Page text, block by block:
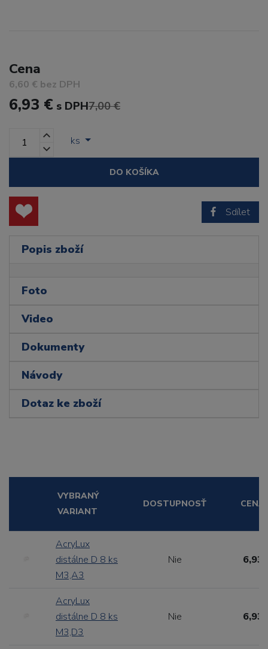
Cena
6,60 € bez DPH
6,93 € s DPH7,00 €
ks
DO KOŠÍKA
Sdílet
Popis zboží
Foto
Video
Dokumenty
Návody
Dotaz ke zboží
VYBRANÝ
VARIANT
DOSTUPNOSŤ CENA
AcryLux
distálne D 8 ks
M3,A3
Nie 6,93
AcryLux
distálne D 8 ks
M3,D3
Nie 6,93